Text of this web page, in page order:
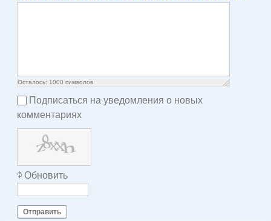
Осталось: 1000 символов
Подписаться на уведомления о новых
комментариях
Обновить
Отправить